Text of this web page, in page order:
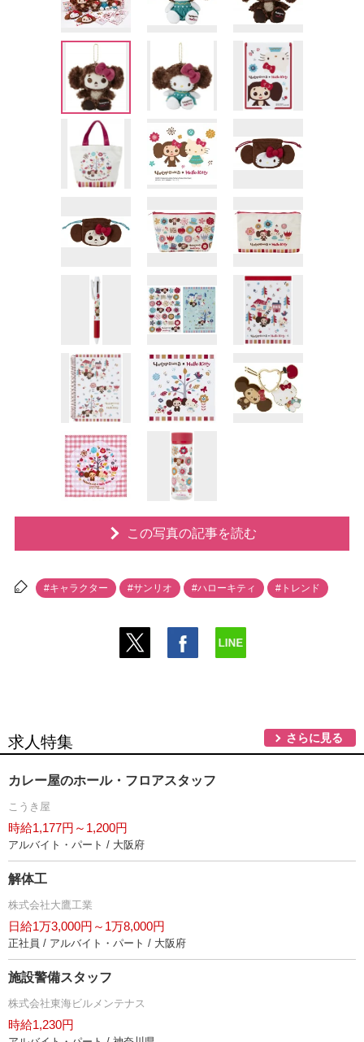
この写真の記事を読む
#キャラクター #サンリオ #ハローキティ #トレンド
求人特集 さらに見る
カレー屋のホール・フロアスタッフ
こうき屋
時給1,177円～1,200円
アルバイト・パート / 大阪府
解体工
株式会社大鷹工業
日給1万3,000円～1万8,000円
正社員 / アルバイト・パート / 大阪府
施設警備スタッフ
株式会社東海ビルメンテナス
時給1,230円